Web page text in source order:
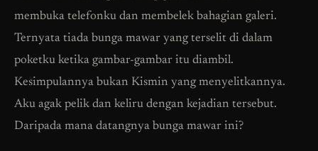
membuka telefonku dan membelek bahagian galeri.
Ternyata tiada bunga mawar yang terselit di dalam
poketku ketika gambar-gambar itu diambil.
Kesimpulannya bukan Kismin yang menyelitkannya.
Aku agak pelik dan keliru dengan kejadian tersebut.
Daripada mana datangnya bunga mawar ini?